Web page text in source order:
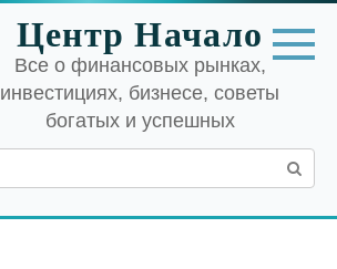
Центр Начало
Все о финансовых рынках,
инвестициях, бизнесе, советы
богатых и успешных